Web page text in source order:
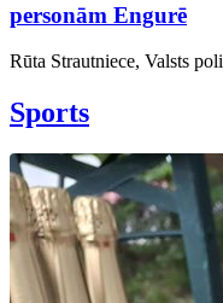
personām Engurē
Rūta Strautniece, Valsts
Sports